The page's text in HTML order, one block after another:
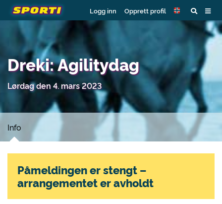
Logg inn Opprett profil
Dreki: Agilitydag
Lørdag den 4. mars 2023
Info
Påmeldingen er stengt –
arrangementet er avholdt